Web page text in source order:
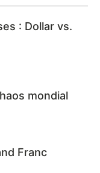
: Dollar vs.
mondial
Franc